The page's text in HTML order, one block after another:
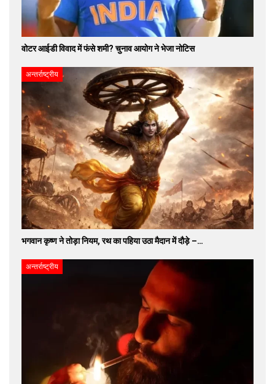
वोटर आईडी विवाद में फंसे शमी? चुनाव आयोग ने भेजा नोटिस
अन्तर्राष्ट्रीय
भगवान कृष्ण ने तोड़ा नियम, रथ का पहिया उठा मैदान में दौड़े –…
अन्तर्राष्ट्रीय